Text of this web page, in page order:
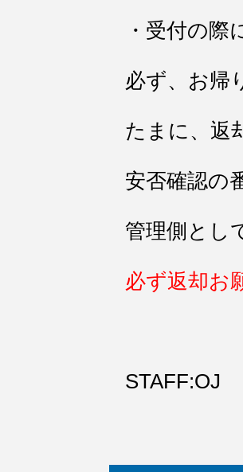
・受付の際
必ず、お帰
たまに、返
安否確認の
管理側とし
必ず返却お
STAFF:OJ